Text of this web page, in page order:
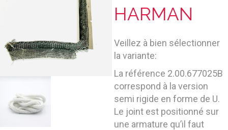
HARMAN
Veillez à bien sélectionner
la variante:
La référence 2.00.677025B
correspond à la version
semi rigide en forme de U.
Le joint est positionné sur
une armature qu’il faut